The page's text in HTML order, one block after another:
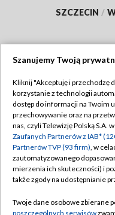
SZCZECIN /
Abonament TVP
Emisja w TVP
Centrum informacji
Naziemna Telewizja
Rada Programowa
Szanujemy Twoją
Kliknij "Akceptuję i przechodzę
korzystanie z technologii
dostęp do informacji na Twoim
przechowywanie oraz na
nas, czyli Telewizję Polską S.A.
Zaufanych Partnerów z IAB*
Partnerów TVP (93 firm), w
zautomatyzowanego
mierzenia ich skuteczności) i
także zgody na udostępnianie
Twoje dane osobowe zbierane
poszczególnych serwisów